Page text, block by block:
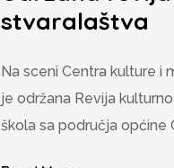
stvaralaštva
Na sceni Centra kulture i
je održana Revija
škola sa područja općine